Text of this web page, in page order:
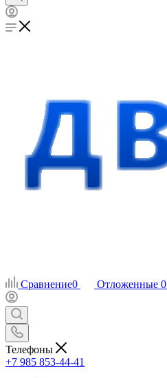
Сравнение0 Отложенные 0
Телефоны
+7 985 853-44-41